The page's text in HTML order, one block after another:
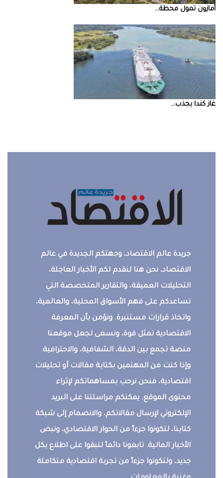
أمازون‭ ‬تمول‭ ‬محطة‭ ...
غاز‭ ‬كندا‭ ‬يجذب‭ ...
جريدة عالم الاقتصاد، وجهتكم الجديدة في عالم
الاقتصاد، نحن هنا لنقدم لكم الأخبار العاجلة،
التحليلات العميقة، والتقارير المتخصصة التي
تساعدكم على فهم الأسواق المحلية، والعالمية،
واتخاذ قرارات مستنيرة. ونؤمن بأن المعرفة
الاقتصادية تمثل قوة، ونسعى لجعل موقعنا
منصة تجمع بين الدقة، الشفافية، والاحترافية.
وإذا كنت من المهتمين بكتابة مقالات أو تحليلات
اقتصادية، فنحن نرحب بمساهماتكم لإثراء
محتوى الموقع. يمكنكم مراسلتنا على البريد
الإلكتروني لإرسال مقالاتكم، والانضمام إلى شبكة
كتابنا، لتكونوا جزءاً من الحوار الاقتصادي، ونبض
الأخبار المالية. تابعونا دائماً لتبقوا على اطلاع بكل
جديد، ولتكونوا جزءاً من تجربة اقتصادية متكاملة